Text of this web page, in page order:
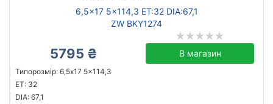
6,5x17 5x114,3 ET:32 DIA:67,1
ZW BKY1274
5795 ₴ В магазин
Типорозмір: 6,5x17 5x114,3
ET: 32
DIA: 67,1